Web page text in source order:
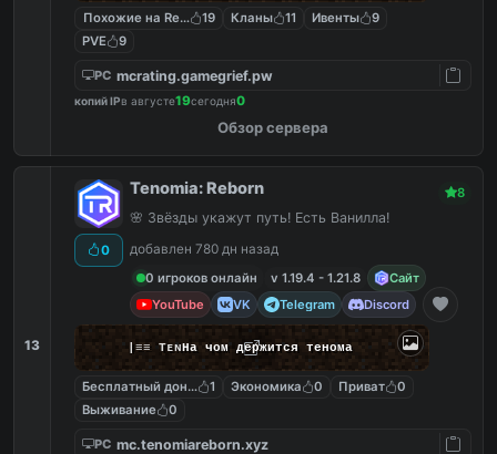
Похожие на ReallyWorld
19 Кланы 11 Ивенты
9
PVE
9
PC mcrating.gamegrief.pw
копий IPв августе19сегодня0
Обзор сервера
13
0
Tenomia: Reborn 8
🌸 Звёзды укажут путь! Есть Ванилла!
добавлен 780 дн назад
0 игроков онлайн
v 1.19.4 - 1.21.8
Сайт
YouTube
VK Telegram Discord
|≡≡ TᴇɴНа чом держится тенома
Бесплатный донат 1 Экономика 0 Приват
0
Выживание
0
PC mc.tenomiareborn.xyz